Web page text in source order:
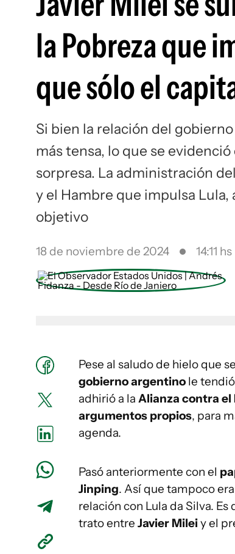
la Pobreza que
que sólo el
Si bien la relación del
más tensa, lo que se
sorpresa. La administración
y el Hambre que impulsa
objetivo
18 de noviembre de 2024 14:11 hs
Pese al saludo de hielo que
gobierno argentino le
adhirió a la Alianza contra el
argumentos propios, para
agenda.
Pasó anteriormente con el
Jinping. Así que tampoco
relación con Lula da Silva.
trato entre Javier Milei y el